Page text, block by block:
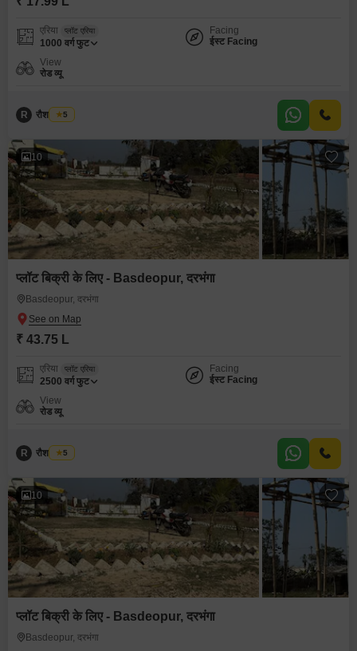
एरिया प्लॉट एरिया
1000 वर्ग फुट
Facing
ईस्ट Facing
View
रोड व्यू
R रौशन कुमार
5
10
प्लॉट बिक्री के लिए - Basdeopur, दरभंगा
Basdeopur, दरभंगा
₹ 43.75 L
एरिया प्लॉट एरिया
2500 वर्ग फुट
Facing
ईस्ट Facing
View
रोड व्यू
R रौशन कुमार
5
10
प्लॉट बिक्री के लिए - Basdeopur, दरभंगा
Basdeopur, दरभंगा